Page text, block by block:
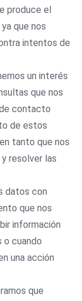
produce el
que nos
intentos de
un interés
que nos
contacto
de estos
tanto que nos
resolver las
datos con
que nos
información
o cuando
una acción
que